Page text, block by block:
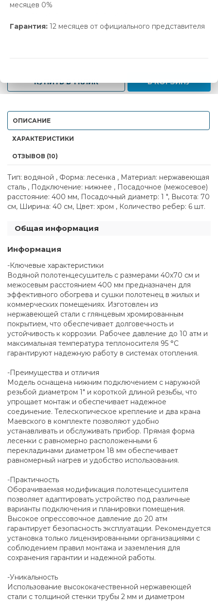
месяцев 0%
Гарантия: 12 месяцев от официального представителя
315.00 р. 331.66 р. 16.66 р.
КУПИТЬ В 1 КЛИК В КОРЗИНУ
ОПИСАНИЕ
ХАРАКТЕРИСТИКИ
ОТЗЫВОВ (10)
Тип: водяной , Форма: лесенка , Материал: нержавеющая
сталь , Подключение: нижнее , Посадочное (межосевое)
расстояние: 400 мм, Посадочный диаметр: 1 ", Высота: 70
см, Ширина: 40 см, Цвет: хром , Количество ребер: 6 шт.
Общая информация
Информация
-Ключевые характеристики
Водяной полотенцесушитель с размерами 40x70 см и
межосевым расстоянием 400 мм предназначен для
эффективного обогрева и сушки полотенец в жилых и
коммерческих помещениях. Изготовлен из
нержавеющей стали с глянцевым хромированным
покрытием, что обеспечивает долговечность и
устойчивость к коррозии. Рабочее давление до 10 атм и
максимальная температура теплоносителя 95 °С
гарантируют надежную работу в системах отопления.
-Преимущества и отличия
Модель оснащена нижним подключением с наружной
резьбой диаметром 1" и короткой длиной резьбы, что
упрощает монтаж и обеспечивает надежное
соединение. Телескопическое крепление и два крана
Маевского в комплекте позволяют удобно
устанавливать и обслуживать прибор. Прямая форма
лесенки с равномерно расположенными 6
перекладинами диаметром 18 мм обеспечивает
равномерный нагрев и удобство использования.
-Практичность
Оборачиваемая модификация полотенцесушителя
позволяет адаптировать устройство под различные
варианты подключения и планировки помещения.
Высокое опрессовочное давление до 20 атм
гарантирует безопасность эксплуатации. Рекомендуется
установка только лицензированными организациями с
соблюдением правил монтажа и заземления для
сохранения гарантии и надежной работы.
-Уникальность
Использование высококачественной нержавеющей
стали с толщиной стенки трубы 2 мм и диаметром